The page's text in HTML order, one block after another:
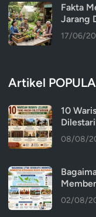
Fakta
Jarang
17/06/
Artikel
10
08/08/
02/08/